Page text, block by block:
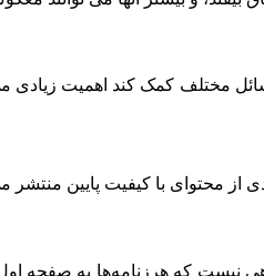
محتوای با کیفیت پایین منتشر
که هرزنامه‌ها به صفحه